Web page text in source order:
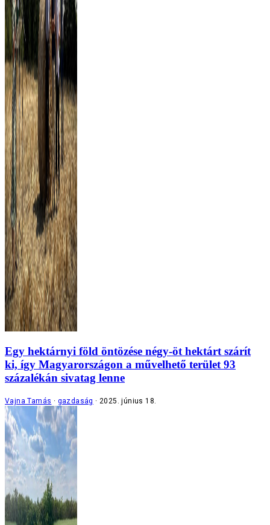
Egy hektárnyi föld öntözése négy-öt hektárt szárít
ki, így Magyarországon a művelhető terület 93
százalékán sivatag lenne
Vajna Tamás gazdaság 2025. június 18.